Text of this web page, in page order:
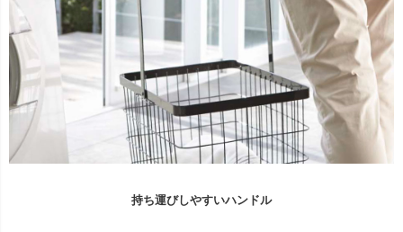
持ち運びしやすいハンドル